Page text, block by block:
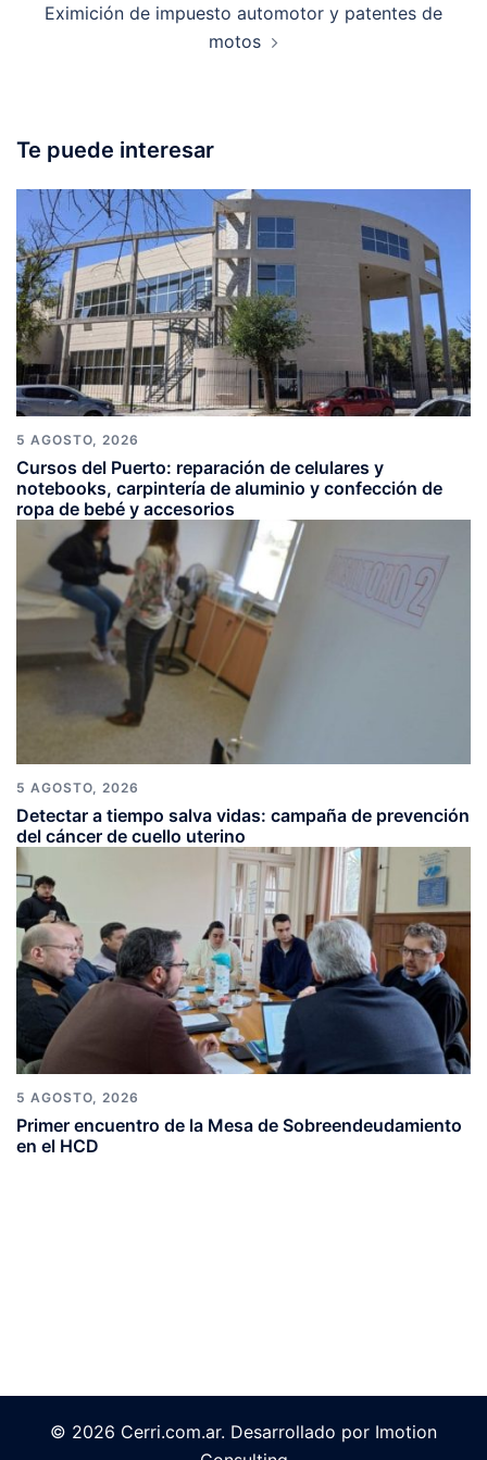
Eximición de impuesto automotor y patentes de
motos
Te puede interesar
5 AGOSTO, 2026
Cursos del Puerto: reparación de celulares y
notebooks, carpintería de aluminio y confección de
ropa de bebé y accesorios
5 AGOSTO, 2026
Detectar a tiempo salva vidas: campaña de prevención
del cáncer de cuello uterino
5 AGOSTO, 2026
Primer encuentro de la Mesa de Sobreendeudamiento
en el HCD
© 2026 Cerri.com.ar. Desarrollado por Imotion